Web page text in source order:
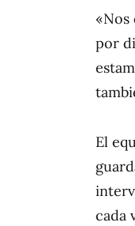
«Nos
por
El
cada